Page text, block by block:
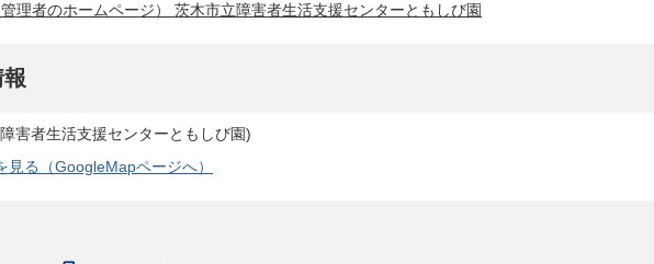
管理者のホームページ） 茨木市立障害者生活支援センターともしび園
見る（GoogleMapページへ）